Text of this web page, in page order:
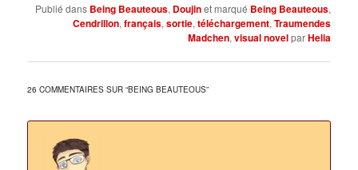
Publié dans Being Beauteous, Doujinet marqué Being Beauteous,
Cendrillon, français, sortie, téléchargement, Traumendes
Madchen, visual novelparHelia
26 COMMENTAIRES SUR “BEING BEAUTEOUS”